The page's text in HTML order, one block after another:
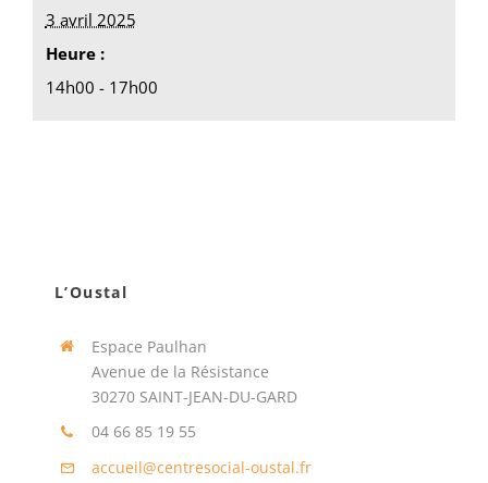
3 avril 2025
Heure :
14h00 - 17h00
L’Oustal
Espace Paulhan
Avenue de la Résistance
30270 SAINT-JEAN-DU-GARD
04 66 85 19 55
accueil@centresocial-oustal.fr